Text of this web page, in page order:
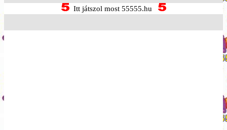
Itt játszol most 55555.hu